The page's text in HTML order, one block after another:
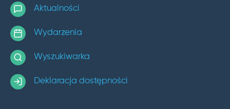
Aktualności
Wydarzenia
Wyszukiwarka
Deklaracja dostępności